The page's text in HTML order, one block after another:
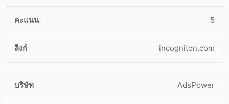
5
incogniton.com
AdsPower